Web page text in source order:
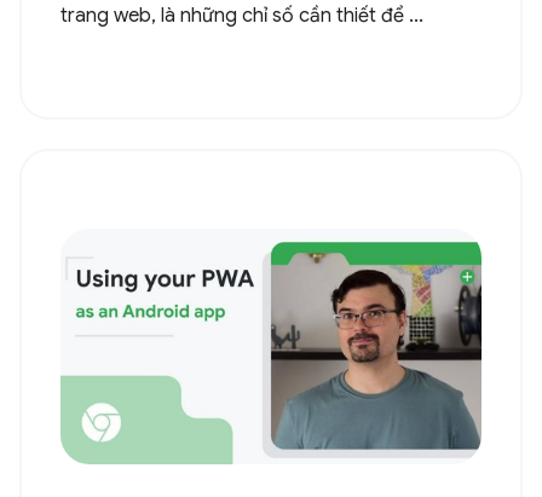
trang web, là những chỉ số cần thiết để ...